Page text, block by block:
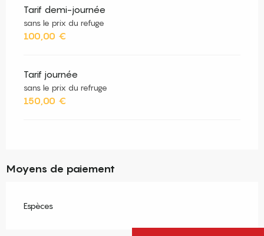
Tarif demi-journée
sans le prix du refuge
100,00 €
Tarif journée
sans le prix du refruge
150,00 €
Moyens de paiement
Espèces